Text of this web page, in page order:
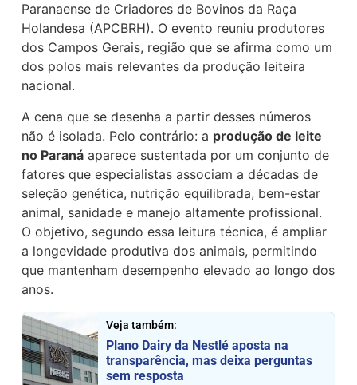
Paranaense de Criadores de Bovinos da Raça
Holandesa (APCBRH). O evento reuniu produtores
dos Campos Gerais, região que se afirma como um
dos polos mais relevantes da produção leiteira
nacional.
A cena que se desenha a partir desses números
não é isolada. Pelo contrário: a produção de leite
no Paraná aparece sustentada por um conjunto de
fatores que especialistas associam a décadas de
seleção genética, nutrição equilibrada, bem-estar
animal, sanidade e manejo altamente profissional.
O objetivo, segundo essa leitura técnica, é ampliar
a longevidade produtiva dos animais, permitindo
que mantenham desempenho elevado ao longo dos
anos.
Veja também:
Plano Dairy da Nestlé aposta na
transparência, mas deixa perguntas
sem resposta